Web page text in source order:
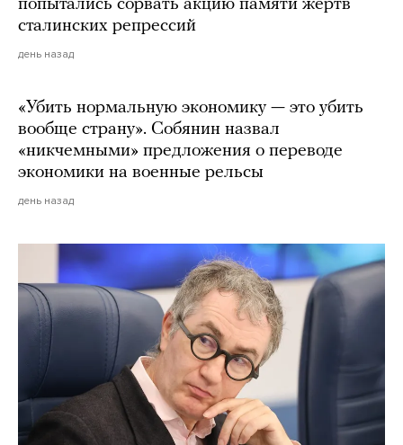
попытались сорвать акцию памяти жертв
сталинских репрессий
день назад
«Убить нормальную экономику — это убить
вообще страну». Собянин назвал
«никчемными» предложения о переводе
экономики на военные рельсы
день назад